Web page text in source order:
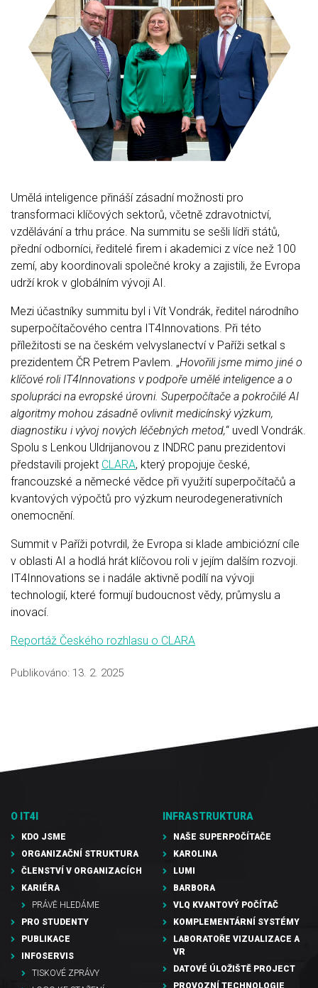
Umělá inteligence přináší zásadní možnosti pro
transformaci klíčových sektorů, včetně zdravotnictví,
vzdělávání a trhu práce. Na summitu se sešli lídři států,
přední odborníci, ředitelé firem i akademici z více než 100
zemí, aby koordinovali společné kroky a zajistili, že Evropa
udrží krok v globálním vývoji AI.
Mezi účastníky summitu byl i Vít Vondrák, ředitel národního
superpočítačového centra IT4Innovations. Při této
příležitosti se na českém velvyslanectví v Paříži setkal s
prezidentem ČR Petrem Pavlem. „Hovořili jsme mimo jiné o
klíčové roli IT4Innovations v podpoře umělé inteligence a o
spolupráci na evropské úrovni. Superpočítače a pokročilé AI
algoritmy mohou zásadně ovlivnit medicínský výzkum,
diagnostiku i vývoj nových léčebných metod,“ uvedl Vondrák.
Spolu s Lenkou Uldrijanovou z INDRC panu prezidentovi
představili projekt CLARA, který propojuje české,
francouzské a německé vědce při využití superpočítačů a
kvantových výpočtů pro výzkum neurodegenerativních
onemocnění.
Summit v Paříži potvrdil, že Evropa si klade ambiciózní cíle
v oblasti AI a hodlá hrát klíčovou roli v jejím dalším rozvoji.
IT4Innovations se i nadále aktivně podílí na vývoji
technologií, které formují budoucnost vědy, průmyslu a
inovací.
Reportáž Českého rozhlasu o CLARA
Publikováno: 13. 2. 2025
O IT4I
KDO JSME
ORGANIZAČNÍ STRUKTURA
ČLENSTVÍ V ORGANIZACÍCH
KARIÉRA
PRÁVĚ HLEDÁME
PRO STUDENTY
PUBLIKACE
INFOSERVIS
TISKOVÉ ZPRÁVY
INFRASTRUKTURA
NAŠE SUPERPOČÍTAČE
KAROLINA
LUMI
BARBORA
VLQ KVANTOVÝ POČÍTAČ
KOMPLEMENTÁRNÍ SYSTÉMY
LABORATOŘE VIZUALIZACE A
VR
DATOVÉ ÚLOŽIŠTĚ PROJECT
PROVOZNÍ TECHNOLOGIE